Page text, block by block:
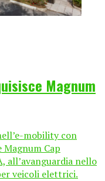
Magnum
mobility con
Magnum Cap
all’avanguardia nello
veicoli elettrici.